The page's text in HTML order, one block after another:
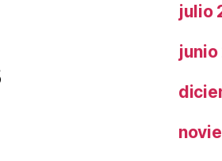
julio